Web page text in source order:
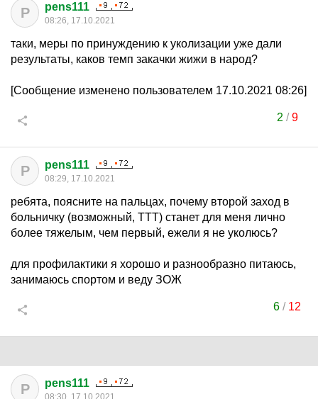
P pens111
08:26, 17.10.2021
таки, меры по принуждению к уколизации уже дали
результаты, каков темп закачки жижи в народ?
[Сообщение изменено пользователем 17.10.2021 08:26]
2 /9
P pens111
08:29, 17.10.2021
ребята, поясните на пальцах, почему второй заход в
больничку (возможный, ТТТ) станет для меня лично
более тяжелым, чем первый, ежели я не уколюсь?
для профилактики я хорошо и разнообразно питаюсь,
занимаюсь спортом и веду ЗОЖ
6 / 12
P pens111